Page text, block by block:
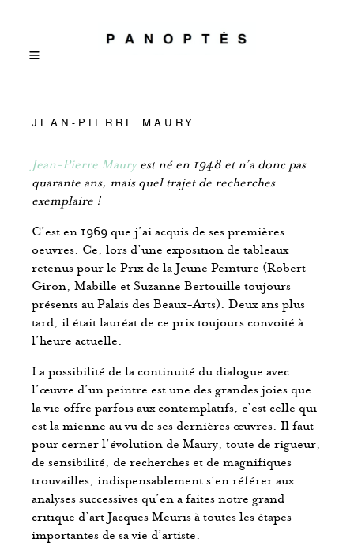
JEAN-PIERRE MAURY
Jean-Pierre Mauryest né en 1948 et n’a donc pas
quarante ans, mais quel trajet de recherches
exemplaire !
C’est en 1969 que j’ai acquis de ses premières
oeuvres. Ce, lors d’une exposition de tableaux
retenus pour le Prix de la Jeune Peinture (Robert
Giron, Mabille et Suzanne Bertouille toujours
présents au Palais des Beaux-Arts). Deux ans plus
tard, il était lauréat de ce prix toujours convoité à
l’heure actuelle.
La possibilité de la continuité du dialogue avec
l’œuvre d’un peintre est une des grandes joies que
la vie offre parfois aux contemplatifs, c’est celle qui
est la mienne au vu de ses dernières œuvres. Il faut
pour cerner l’évolution de Maury, toute de rigueur,
de sensibilité, de recherches et de magnifiques
trouvailles, indispensablement s’en référer aux
analyses successives qu’en a faites notre grand
critique d’art Jacques Meuris à toutes les étapes
importantes de sa vie d’artiste.